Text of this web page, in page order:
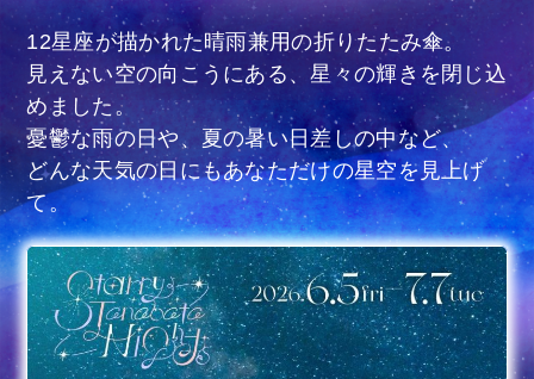
12星座が描かれた晴雨兼用の折りたたみ傘。
見えない空の向こうにある、星々の輝きを閉じ込
めました。
憂鬱な雨の日や、夏の暑い日差しの中など、
どんな天気の日にもあなただけの星空を見上げ
て。